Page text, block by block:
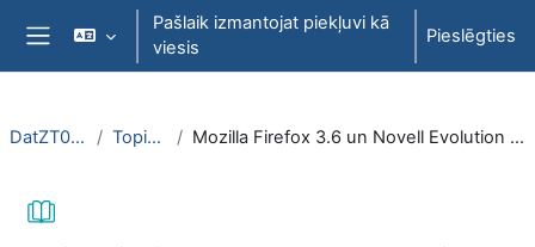
Atvērt galveno saturu
Sānu panelis
Pašlaik izmantojat piekļuvi kā
viesis
Pieslēgties
DatZT008 Topic 7 Mozilla Firefox 3.6 un Novell Evolution 2.28